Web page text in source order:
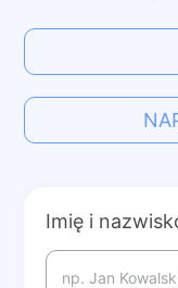
Imię i